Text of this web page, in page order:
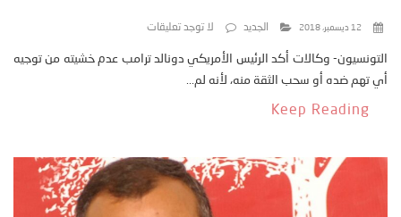
12 ديسمبر، 2018 الجديد لا توجد تعليقات
التونسيون- وكالات أكد الرئيس الأمريكي دونالد ترامب عدم خشيته من توجيه
أي تهم ضده أو سحب الثقة منه، لأنه لم...
Keep Reading